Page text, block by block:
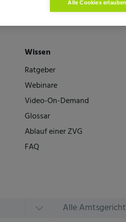
Wissen
Ratgeber
Webinare
Video-On-Demand
Glossar
Ablauf einer ZVG
FAQ
Alle
Alle Cookies erlauben